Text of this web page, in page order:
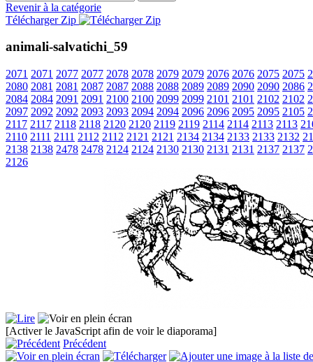
Revenir à la catégorie
Télécharger Zip
animali-salvatichi_59
2071 2071 2077 2077 2078 2078 2079 2079 2076 2076 2075 2075
2080 2081 2081 2087 2087 2088 2088 2089 2089 2090 2090 2086
2084 2084 2091 2091 2100 2100 2099 2099 2101 2101 2102 2102
2097 2092 2092 2093 2093 2094 2094 2096 2096 2095 2095 2105
2117 2117 2118 2118 2120 2120 2119 2119 2114 2114 2113 2113
2110 2111 2111 2112 2112 2121 2121 2134 2134 2133 2133 2132
2138 2138 2478 2478 2124 2124 2130 2130 2131 2131 2137 2137
2126
[Activer le JavaScript afin de voir le diaporama]
Précédent